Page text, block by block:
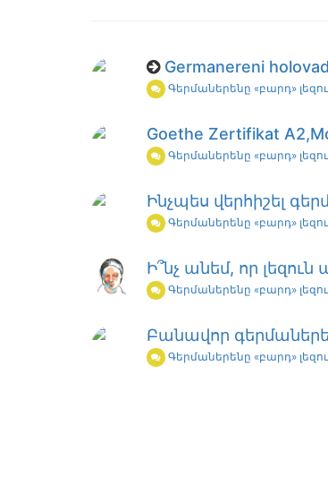
Germanereni
Գերմաներենը «բարդ» լեզու
Goethe Zertifikat
Գերմաներենը «բարդ» լեզու
Ինչպես վերհիշել
Գերմաներենը «բարդ» լեզու
Ի՞նչ անեմ, որ լեզուն
Գերմաներենը «բարդ» լեզու
Բանավոր
Գերմաներենը «բարդ» լեզու